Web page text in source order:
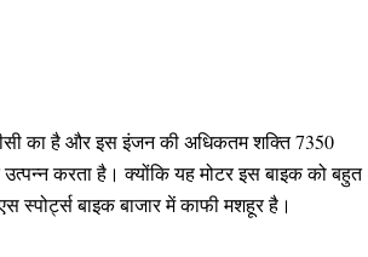
का है और इस इंजन की अधिकतम शक्ति 7350
करता है। क्योंकि यह मोटर इस बाइक को बहुत
बाइक बाजार में काफी मशहूर है।